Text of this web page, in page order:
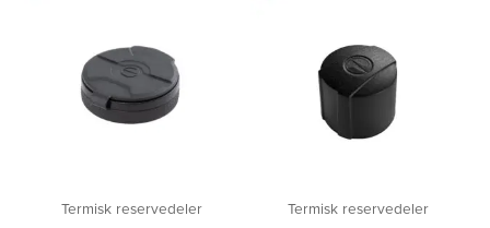
Termisk reservedeler
Termisk reservedeler